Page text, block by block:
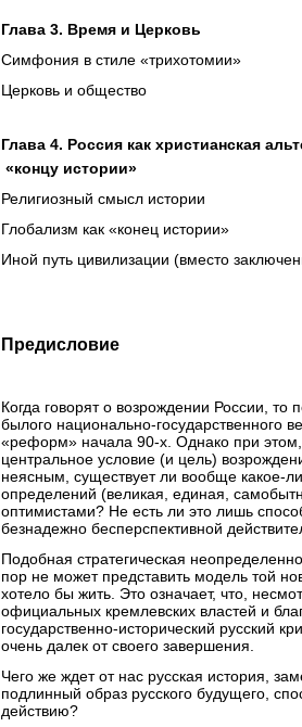
Глава 3. Время и Церковь
Симфония в стиле «трихотомии»
Церковь и общество
Глава 4. Россия как христианская
«концу истории»
Религиозный смысл истории
Глобализм как «конец истории»
Иной путь цивилизации (вместо
Предисловие
Когда говорят о возрождении России,
былого национально-государственного
«реформ» начала 90-х. Однако при этом,
центральное условие (и цель)
неясным, существует ли вообще какое-
определений (великая, единая,
оптимистами? Не есть ли это лишь
безнадежно бесперспективной
Подобная стратегическая
пор не может представить модель той
хотело бы жить. Это означает, что,
официальных кремлевских властей и
государственно-исторический русский
очень далек от своего завершения.
Чего же ждет от нас русская история,
подлинный образ русского будущего,
действию?